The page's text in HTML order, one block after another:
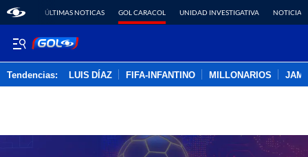
ÚLTIMAS NOTICAS GOL CARACOL UNIDAD INVESTIGATIVA NOTICIAS
Tendencias: LUIS DÍAZ FIFA-INFANTINO MILLONARIOS